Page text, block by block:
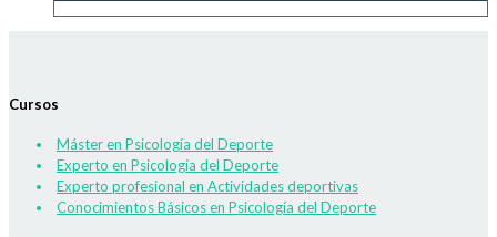
Cursos
Máster en Psicología del Deporte
Experto en Psicología del Deporte
Experto profesional en Actividades deportivas
Conocimientos Básicos en Psicología del Deporte